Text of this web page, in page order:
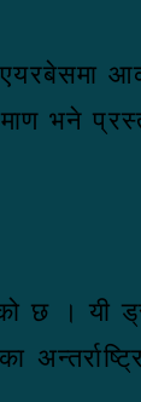
प्रमाण भने
छ । यी